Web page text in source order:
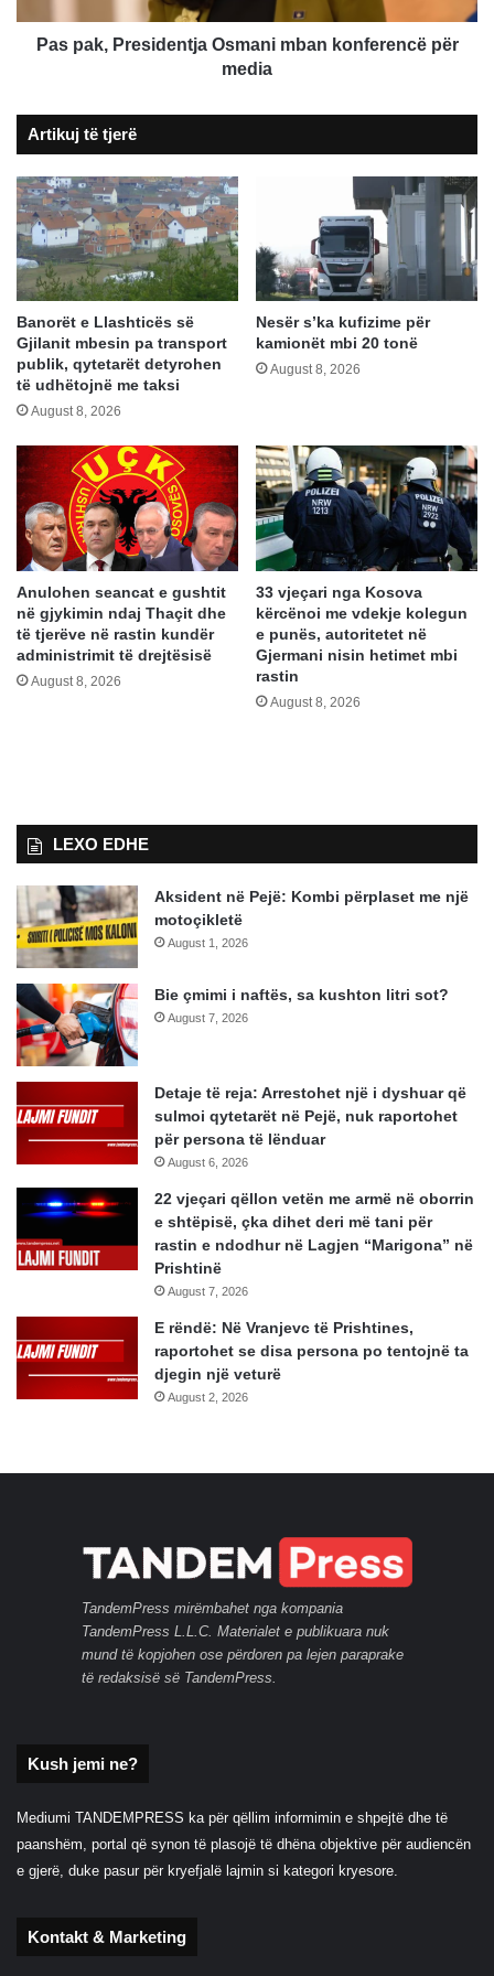
Pas pak, Presidentja Osmani mban konferencë për
media
Artikuj të tjerë
Banorët e Llashticës së
Gjilanit mbesin pa transport
publik, qytetarët detyrohen
të udhëtojnë me taksi
August 8, 2026
Nesër s’ka kufizime për
kamionët mbi 20 tonë
August 8, 2026
Anulohen seancat e gushtit
në gjykimin ndaj Thaçit dhe
të tjerëve në rastin kundër
administrimit të drejtësisë
August 8, 2026
33 vjeçari nga Kosova
kërcënoi me vdekje kolegun
e punës, autoritetet në
Gjermani nisin hetimet mbi
rastin
August 8, 2026
LEXO EDHE
Aksident në Pejë: Kombi përplaset me një
motoçikletë
August 1, 2026
Bie çmimi i naftës, sa kushton litri sot?
August 7, 2026
Detaje të reja: Arrestohet një i dyshuar që
sulmoi qytetarët në Pejë, nuk raportohet
për persona të lënduar
August 6, 2026
22 vjeçari qëllon vetën me armë në oborrin
e shtëpisë, çka dihet deri më tani për
rastin e ndodhur në Lagjen “Marigona” në
Prishtinë
August 7, 2026
E rëndë: Në Vranjevc të Prishtines,
raportohet se disa persona po tentojnë ta
djegin një veturë
August 2, 2026
TandemPress mirëmbahet nga kompania
TandemPress L.L.C. Materialet e publikuara nuk
mund të kopjohen ose përdoren pa lejen paraprake
të redaksisë së TandemPress.
Kush jemi ne?
Mediumi TANDEMPRESS ka për qëllim informimin e shpejtë dhe të
paanshëm, portal që synon të plasojë të dhëna objektive për audiencën
e gjerë, duke pasur për kryefjalë lajmin si kategori kryesore.
Kontakt & Marketing